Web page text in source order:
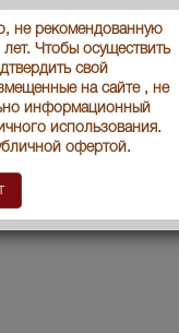
не рекомендованную
Чтобы осуществить
свой
на сайте , не
информационный
использования.
офертой.